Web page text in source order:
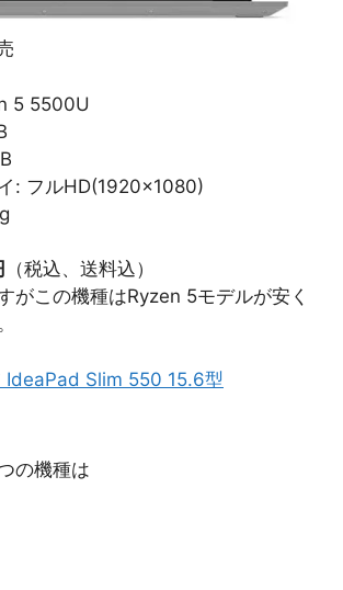
5 5500U
: フルHD(1920×1080)
（税込、送料込）
がこの機種はRyzen 5モデルが安く
IdeaPad Slim 550 15.6型
の機種は